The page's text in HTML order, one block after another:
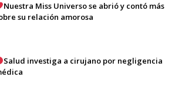
Nuestra Miss Universo se abrió y contó más
su relación amorosa
Salud investiga a cirujano por negligencia